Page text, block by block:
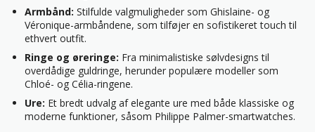
Armbånd: Stilfulde valgmuligheder som Ghislaine- og
Véronique-armbåndene, som tilføjer en sofistikeret touch til
ethvert outfit.
Ringe og øreringe: Fra minimalistiske sølvdesigns til
overdådige guldringe, herunder populære modeller som
Chloé- og Célia-ringene.
Ure: Et bredt udvalg af elegante ure med både klassiske og
moderne funktioner, såsom Philippe Palmer-smartwatches.